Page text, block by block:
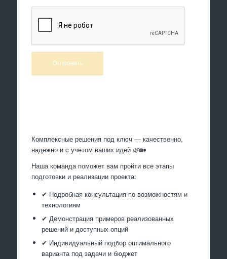
Комплексные решения под ключ — качественно,
надёжно и с учётом ваших идей 🌿🏡
Наша команда поможет вам пройти все этапы
подготовки и реализации проекта:
✔ Подробная консультация по возможностям и
технологиям
✔ Демонстрация примеров реализованных
решений и доступных опций
✔ Индивидуальный подбор оптимального
варианта под задачи и бюджет